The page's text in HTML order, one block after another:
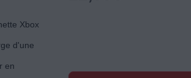
Xbox
d'une
en